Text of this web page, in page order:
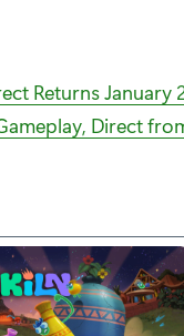
Returns January
Direct